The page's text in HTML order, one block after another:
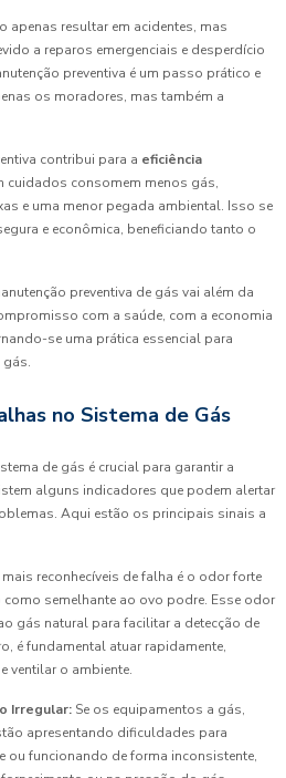
apenas resultar em acidentes, mas
a reparos emergenciais e desperdício
preventiva é um passo prático e
os moradores, mas também a
contribui para a eficiência
cuidados consomem menos gás,
e uma menor pegada ambiental. Isso se
e econômica, beneficiando tanto o
preventiva de gás vai além da
com a saúde, com a economia
se uma prática essencial para
gás.
no Sistema de Gás
de gás é crucial para garantir a
alguns indicadores que podem alertar
Aqui estão os principais sinais a
reconhecíveis de falha é o odor forte
como semelhante ao ovo podre. Esse odor
gás natural para facilitar a detecção de
é fundamental atuar rapidamente,
ventilar o ambiente.
Irregular: Se os equipamentos a gás,
apresentando dificuldades para
ou funcionando de forma inconsistente,